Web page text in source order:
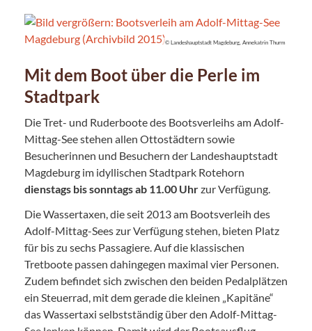
© Landeshauptstadt Magdeburg, Annekatrin Thurm
Mit dem Boot über die Perle im
Stadtpark
Die Tret- und Ruderboote des Bootsverleihs am Adolf-
Mittag-See stehen allen Ottostädtern sowie
Besucherinnen und Besuchern der Landeshauptstadt
Magdeburg im idyllischen Stadtpark Rotehorn
dienstags bis sonntags ab 11.00 Uhrzur Verfügung.
Die Wassertaxen, die seit 2013 am Bootsverleih des
Adolf-Mittag-Sees zur Verfügung stehen, bieten Platz
für bis zu sechs Passagiere. Auf die klassischen
Tretboote passen dahingegen maximal vier Personen.
Zudem befindet sich zwischen den beiden Pedalplätzen
ein Steuerrad, mit dem gerade die kleinen „Kapitäne“
das Wassertaxi selbstständig über den Adolf-Mittag-